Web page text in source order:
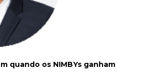
quando os NIMBYs ganham